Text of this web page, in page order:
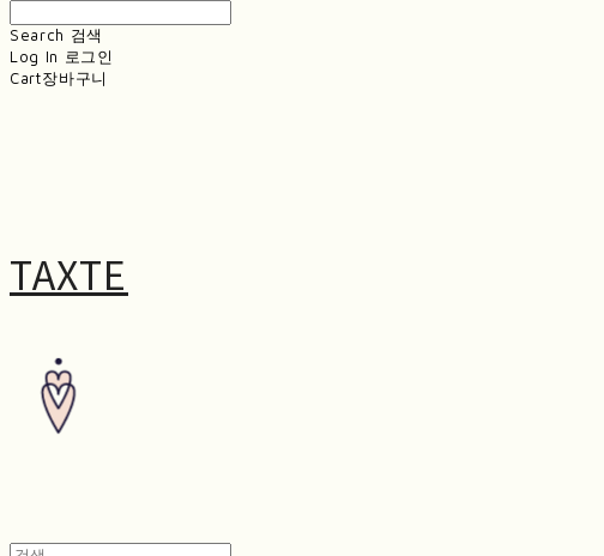
Search 검색
Log In 로그인
Cart장바구니
TAXTE